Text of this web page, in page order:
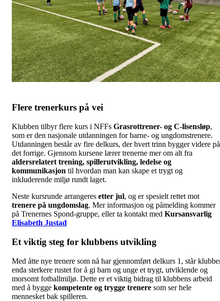
Flere trenerkurs på vei
Klubben tilbyr flere kurs i NFFs Grasrottrener- og C-lisensløp,
som er den nasjonale utdanningen for barne- og ungdomstrenere.
Utdanningen består av fire delkurs, der hvert trinn bygger videre på
det forrige. Gjennom kursene lærer trenerne mer om alt fra
aldersrelatert trening, spillerutvikling, ledelse og
kommunikasjon til hvordan man kan skape et trygt og
inkluderende miljø rundt laget.
Neste kursrunde arrangeres etter jul, og er spesielt rettet mot
trenere på ungdomslag. Mer informasjon og påmelding kommer
på Trenernes Spond-gruppe, eller ta kontakt med Kursansvarlig
Elisabeth Justad
Et viktig steg for klubbens utvikling
Med åtte nye trenere som nå har gjennomført delkurs 1, står
enda sterkere rustet for å gi barn og unge et trygt, utviklende og
morsomt fotballmiljø. Dette er et viktig bidrag til klubbens arbeid
med å bygge kompetente og trygge trenere som ser hele
mennesket bak spilleren.